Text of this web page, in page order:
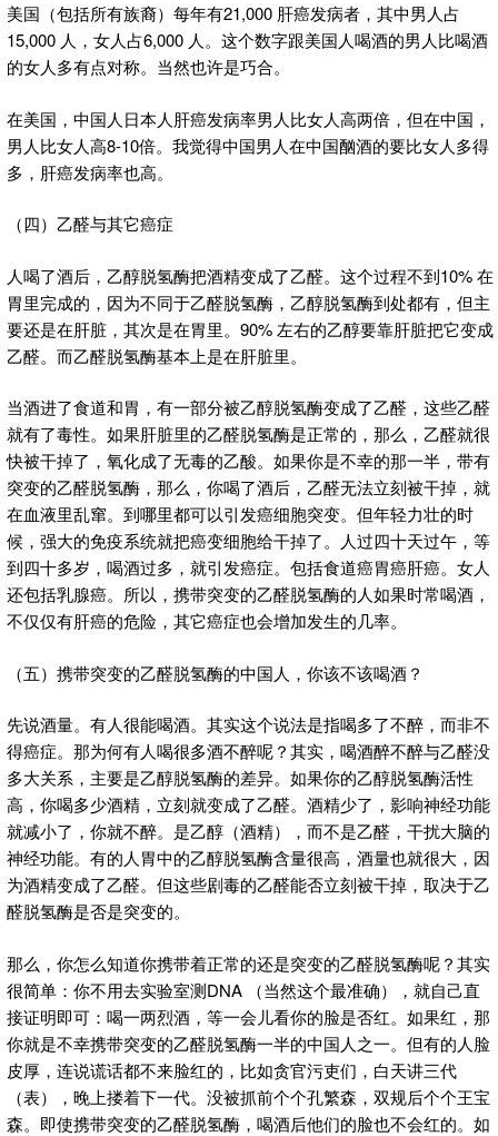
美国（包括所有族裔）每年有21,000 肝癌发病者，其中男人占
15,000 人，女人占6,000 人。这个数字跟美国人喝酒的男人比喝酒
的女人多有点对称。当然也许是巧合。
在美国，中国人日本人肝癌发病率男人比女人高两倍，但在中国，
男人比女人高8-10倍。我觉得中国男人在中国酗酒的要比女人多得
多，肝癌发病率也高。
（四）乙醛与其它癌症
人喝了酒后，乙醇脱氢酶把酒精变成了乙醛。这个过程不到10% 在
胃里完成的，因为不同于乙醛脱氢酶，乙醇脱氢酶到处都有，但主
要还是在肝脏，其次是在胃里。90% 左右的乙醇要靠肝脏把它变成
乙醛。而乙醛脱氢酶基本上是在肝脏里。
当酒进了食道和胃，有一部分被乙醇脱氢酶变成了乙醛，这些乙醛
就有了毒性。如果肝脏里的乙醛脱氢酶是正常的，那么，乙醛就很
快被干掉了，氧化成了无毒的乙酸。如果你是不幸的那一半，带有
突变的乙醛脱氢酶，那么，你喝了酒后，乙醛无法立刻被干掉，就
在血液里乱窜。到哪里都可以引发癌细胞突变。但年轻力壮的时
候，强大的免疫系统就把癌变细胞给干掉了。人过四十天过午，等
到四十多岁，喝酒过多，就引发癌症。包括食道癌胃癌肝癌。女人
还包括乳腺癌。所以，携带突变的乙醛脱氢酶的人如果时常喝酒，
不仅仅有肝癌的危险，其它癌症也会增加发生的几率。
（五）携带突变的乙醛脱氢酶的中国人，你该不该喝酒？
先说酒量。有人很能喝酒。其实这个说法是指喝多了不醉，而非不
得癌症。那为何有人喝很多酒不醉呢？其实，喝酒醉不醉与乙醛没
多大关系，主要是乙醇脱氢酶的差异。如果你的乙醇脱氢酶活性
高，你喝多少酒精，立刻就变成了乙醛。酒精少了，影响神经功能
就减小了，你就不醉。是乙醇（酒精），而不是乙醛，干扰大脑的
神经功能。有的人胃中的乙醇脱氢酶含量很高，酒量也就很大，因
为酒精变成了乙醛。但这些剧毒的乙醛能否立刻被干掉，取决于乙
醛脱氢酶是否是突变的。
那么，你怎么知道你携带着正常的还是突变的乙醛脱氢酶呢？其实
很简单：你不用去实验室测DNA （当然这个最准确），就自己直
接证明即可：喝一两烈酒，等一会儿看你的脸是否红。如果红，那
你就是不幸携带突变的乙醛脱氢酶一半的中国人之一。但有的人脸
皮厚，连说谎话都不来脸红的，比如贪官污吏们，白天讲三代
（表），晚上搂着下一代。没被抓前个个孔繁森，双规后个个王宝
森。即使携带突变的乙醛脱氢酶，喝酒后他们的脸也不会红的。如